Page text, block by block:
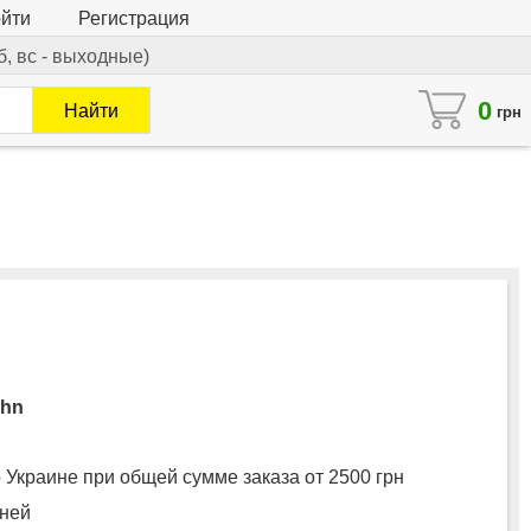
Регистрация
вс - выходные)
0 грн
Найти
при общей сумме заказа от 2500 грн